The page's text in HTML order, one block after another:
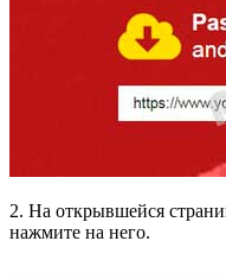
2. На открывшейся
нажмите на него.